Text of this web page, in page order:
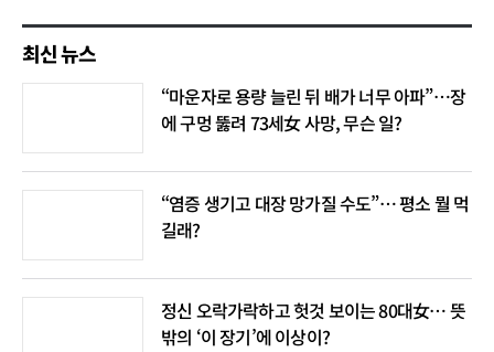
최신 뉴스
“마운자로 용량 늘린 뒤 배가 너무 아파”…장
에 구멍 뚫려 73세女 사망, 무슨 일?
“염증 생기고 대장 망가질 수도”… 평소 뭘 먹
길래?
정신 오락가락하고 헛것 보이는 80대女… 뜻
밖의 ‘이 장기’에 이상이?